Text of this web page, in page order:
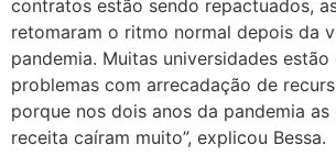
contratos estão sendo repactuados,
retomaram o ritmo normal depois da
pandemia. Muitas universidades
problemas com arrecadação de
porque nos dois anos da pandemia
receita caíram muito”, explicou Bessa.